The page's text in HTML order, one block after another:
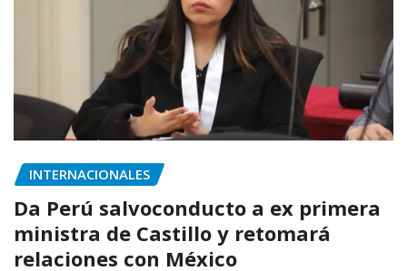
INTERNACIONALES
Da Perú salvoconducto a ex primera
ministra de Castillo y retomará
relaciones con México